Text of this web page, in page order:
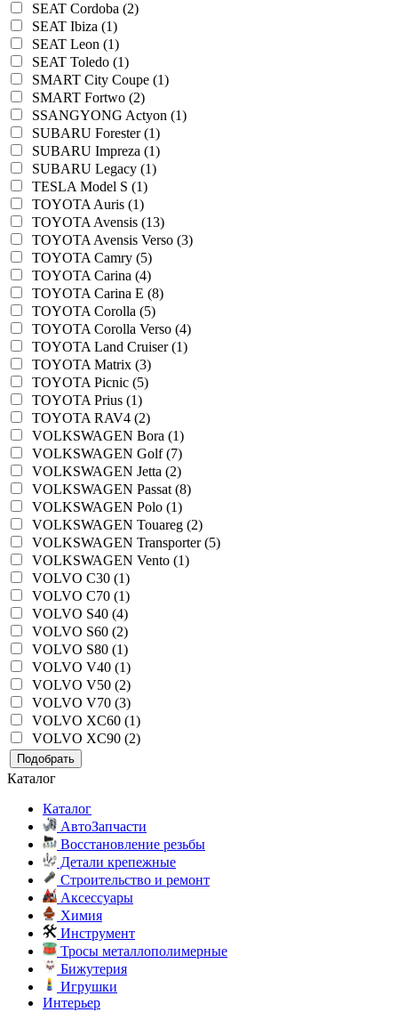
SEAT Cordoba (2)
SEAT Ibiza (1)
SEAT Leon (1)
SEAT Toledo (1)
SMART City Coupe (1)
SMART Fortwo (2)
SSANGYONG Actyon (1)
SUBARU Forester (1)
SUBARU Impreza (1)
SUBARU Legacy (1)
TESLA Model S (1)
TOYOTA Auris (1)
TOYOTA Avensis (13)
TOYOTA Avensis Verso (3)
TOYOTA Camry (5)
TOYOTA Carina (4)
TOYOTA Carina E (8)
TOYOTA Corolla (5)
TOYOTA Corolla Verso (4)
TOYOTA Land Cruiser (1)
TOYOTA Matrix (3)
TOYOTA Picnic (5)
TOYOTA Prius (1)
TOYOTA RAV4 (2)
VOLKSWAGEN Bora (1)
VOLKSWAGEN Golf (7)
VOLKSWAGEN Jetta (2)
VOLKSWAGEN Passat (8)
VOLKSWAGEN Polo (1)
VOLKSWAGEN Touareg (2)
VOLKSWAGEN Transporter (5)
VOLKSWAGEN Vento (1)
VOLVO C30 (1)
VOLVO C70 (1)
VOLVO S40 (4)
VOLVO S60 (2)
VOLVO S80 (1)
VOLVO V40 (1)
VOLVO V50 (2)
VOLVO V70 (3)
VOLVO XC60 (1)
VOLVO XC90 (2)
Подобрать
Каталог
Каталог
АвтоЗапчасти
Восстановление резьбы
Детали крепежные
Строительство и ремонт
Аксессуары
Химия
Инструмент
Тросы металлополимерные
Бижутерия
Игрушки
Интерьер